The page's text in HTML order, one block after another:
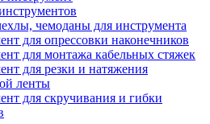
чемоданы для инструмента
для опрессовки наконечников
для монтажа кабельных стяжек
для резки и натяжения
ленты
для скручивания и гибки